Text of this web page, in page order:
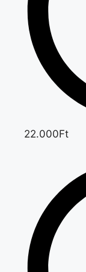
22.000Ft